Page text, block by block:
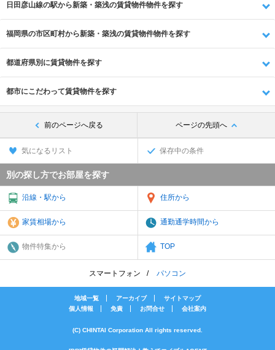
日田彦山線の駅から新築・築浅の賃貸物件物件を探す
福岡県の市区町村から新築・築浅の賃貸物件物件を探す
都道府県別に賃貸物件を探す
都市にこだわって賃貸物件を探す
前のページへ戻る ページの先頭へ
気になるリスト 保存中の条件
別の探し方でお部屋を探す
沿線・駅から 住所から
家賃相場から 通勤通学時間から
物件特集から TOP
スマートフォン パソコン
地域一覧 アーカイブ
サイトマップ
個人情報
免責 お問合せ 会社案内
(C) CHINTAI Corporation All rights reserved.